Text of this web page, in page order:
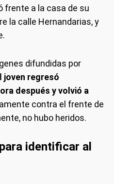
frente a la casa de su
la calle Hernandarias, y
difundidas por
joven regresó
después y volvió a
contra el frente de
no hubo heridos.
identificar al